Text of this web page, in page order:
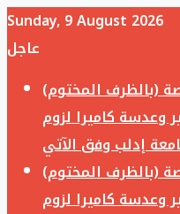
Sunday, 9 August 2026
عاجل
(بالظرف المختوم)
وعدسة كاميرا لزوم
(بالظرف المختوم)
وعدسة كاميرا لزوم